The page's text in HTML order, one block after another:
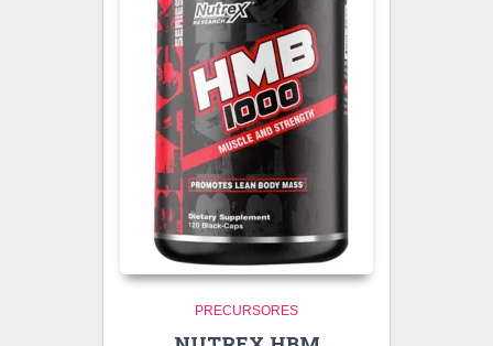
PRECURSORES